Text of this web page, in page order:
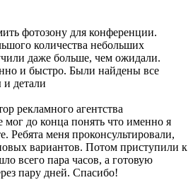
фотозону для конференции.
количества небольших
даже больше, чем ожидали.
и быстро. Были найдены все
детали
рекламного агентства
мог до конца понять что именно я
Ребята меня проконсультировали,
вариантов. Потом приступили к
всего пара часов, а готовую
пару дней. Спасибо!